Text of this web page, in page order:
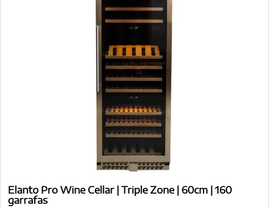
Elanto Pro Wine Cellar | Triple Zone | 60cm | 160
garrafas